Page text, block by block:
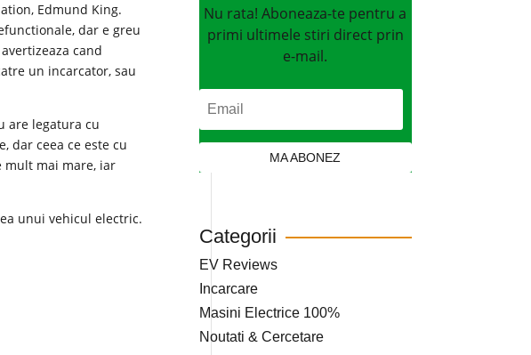
Edmund King.
dar e greu
cand
un incarcator, sau
are legatura cu
dar ceea ce este cu
mult mai mare, iar
unui vehicul electric.
Nu rata! Aboneaza-te pentru a
primi ultimele stiri direct prin
e-mail.
MA ABONEZ
Categorii
EV Reviews
Incarcare
Masini Electrice 100%
Noutati & Cercetare